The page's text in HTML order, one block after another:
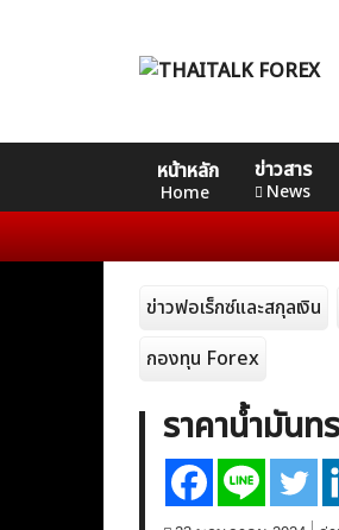
หน้าหลัก
Home
ข่าวสาร
News
VPS Register
คอร์ส
Basic
คอร์ส
Advance
ข่าวฟอเร็กซ์และสกุลเงิน
กองทุน Forex
ราคาน้ำมันท